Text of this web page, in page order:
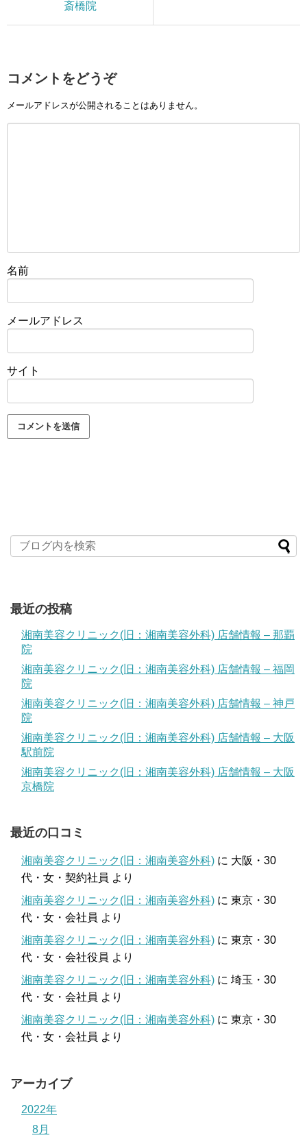
斎橋院
コメントをどうぞ
メールアドレスが公開されることはありません。
名前
メールアドレス
サイト
最近の投稿
湘南美容クリニック(旧：湘南美容外科) 店舗情報 – 那覇
院
湘南美容クリニック(旧：湘南美容外科) 店舗情報 – 福岡
院
湘南美容クリニック(旧：湘南美容外科) 店舗情報 – 神戸
院
湘南美容クリニック(旧：湘南美容外科) 店舗情報 – 大阪
駅前院
湘南美容クリニック(旧：湘南美容外科) 店舗情報 – 大阪
京橋院
最近の口コミ
湘南美容クリニック(旧：湘南美容外科) に 大阪・30
代・女・契約社員 より
湘南美容クリニック(旧：湘南美容外科) に 東京・30
代・女・会社員 より
湘南美容クリニック(旧：湘南美容外科) に 東京・30
代・女・会社役員 より
湘南美容クリニック(旧：湘南美容外科) に 埼玉・30
代・女・会社員 より
湘南美容クリニック(旧：湘南美容外科) に 東京・30
代・女・会社員 より
アーカイブ
2022年
8月